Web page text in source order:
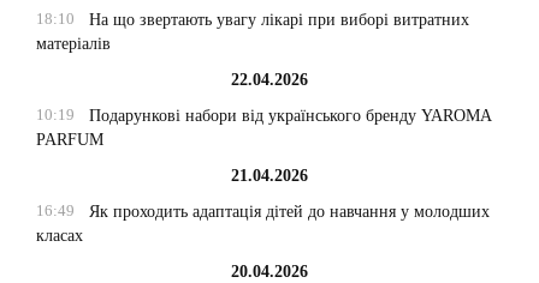
18:10
На що звертають увагу лікарі при виборі витратних
матеріалів
22.04.2026
10:19
Подарункові набори від українського бренду YAROMA
PARFUM
21.04.2026
16:49
Як проходить адаптація дітей до навчання у молодших
класах
20.04.2026